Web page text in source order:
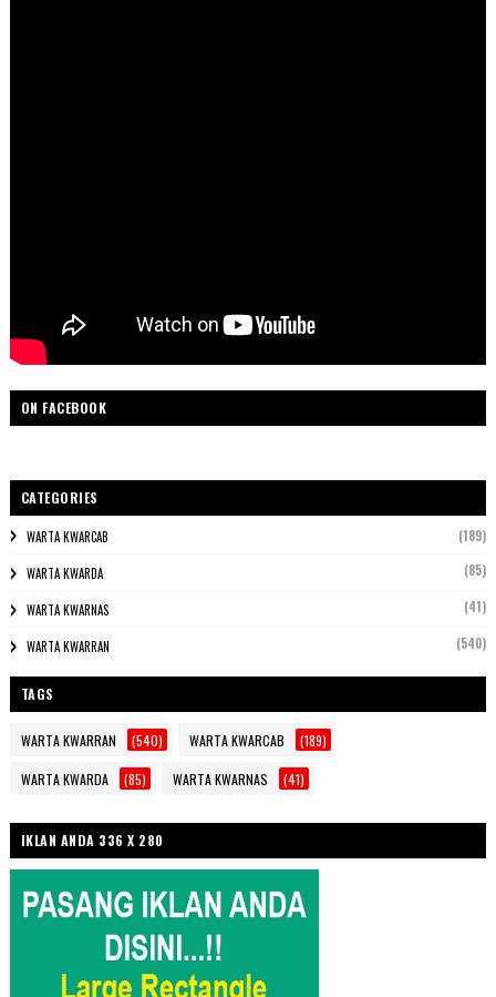
ON FACEBOOK
CATEGORIES
WARTA KWARCAB (189)
WARTA KWARDA (85)
WARTA KWARNAS (41)
WARTA KWARRAN (540)
TAGS
WARTA KWARRAN (540) WARTA KWARCAB (189)
WARTA KWARDA (85) WARTA KWARNAS (41)
IKLAN ANDA 336 X 280